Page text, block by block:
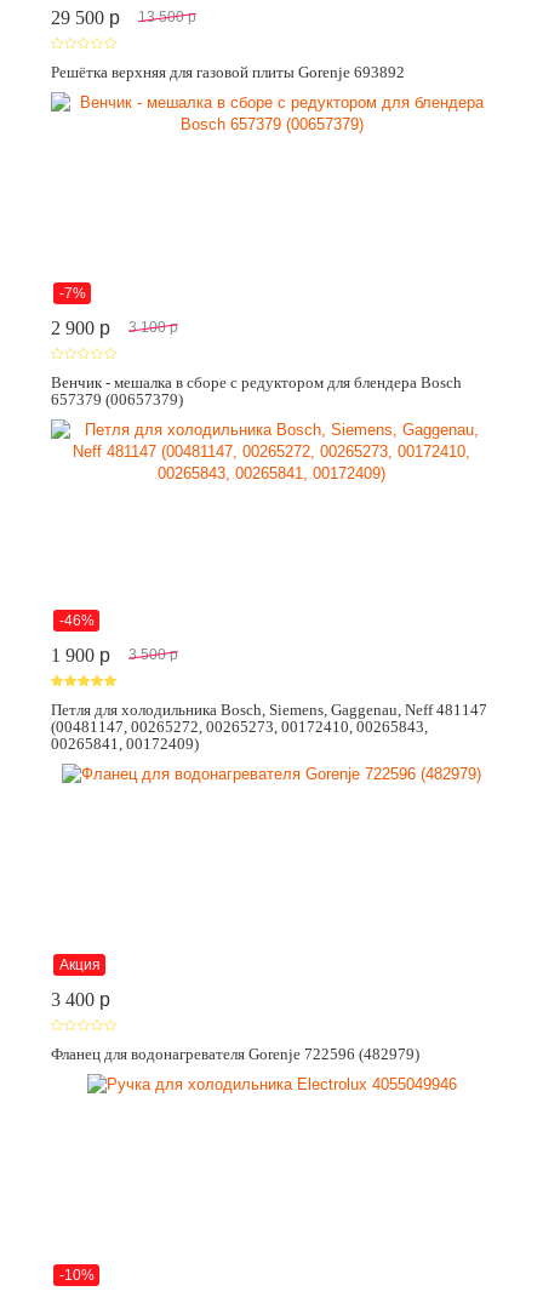
29 500 p 13 500 p
Решётка верхняя для газовой плиты Gorenje 693892
-7%
2 900 p 3 100 p
Венчик - мешалка в сборе с редуктором для блендера Bosch
657379 (00657379)
-46%
1 900 p 3 500 p
Петля для холодильника Bosch, Siemens, Gaggenau, Neff 481147
(00481147, 00265272, 00265273, 00172410, 00265843,
00265841, 00172409)
Акция
3 400 p
Фланец для водонагревателя Gorenje 722596 (482979)
-10%